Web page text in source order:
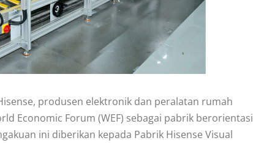
produsen elektronik dan peralatan rumah
Economic Forum (WEF) sebagai pabrik berorientasi
ini diberikan kepada Pabrik Hisense Visual